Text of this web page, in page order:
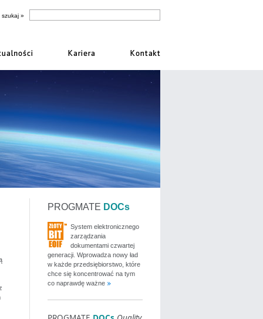
PROGMATE DOCs
System elektronicznego
zarządzania
dokumentami czwartej
generacji. Wprowadza nowy ład
w każde przedsiębiorstwo, które
chce się koncentrować na tym
co naprawdę ważne